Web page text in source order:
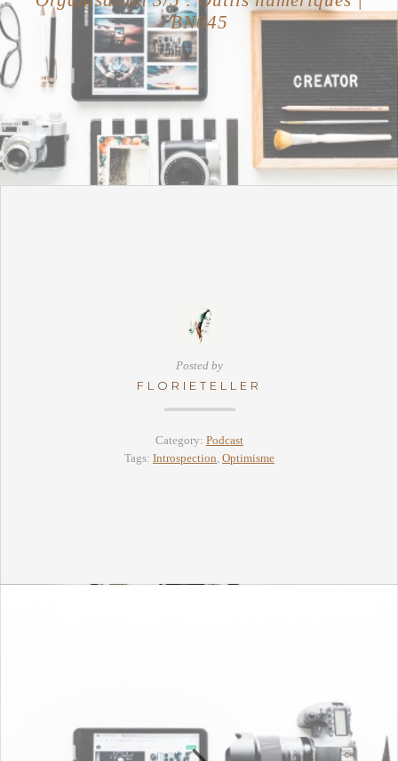
BN045
Posted by
FLORIETELLER
Category: Podcast
Tags: Introspection, Optimisme